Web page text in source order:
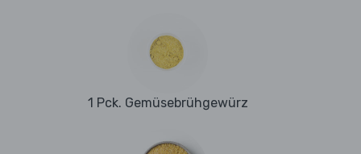
1 Pck. Gemüsebrühgewürz